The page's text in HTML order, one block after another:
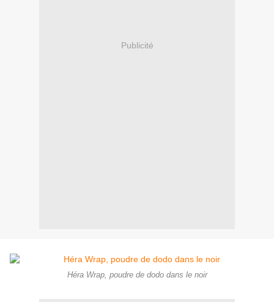
Publicité
Héra Wrap, poudre de dodo dans le noir